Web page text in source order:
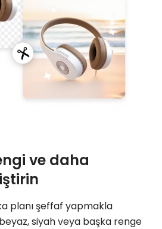
ve daha
planı şeffaf yapmakla
beyaz, siyah veya başka renge